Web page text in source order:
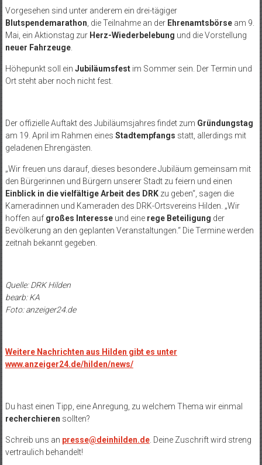
Vorgesehen sind unter anderem ein drei-tägiger
Blutspendemarathon, die Teilnahme an der Ehrenamtsbörseam 9.
Mai, ein Aktionstag zur Herz-Wiederbelebung und die Vorstellung
neuer Fahrzeuge.
Höhepunkt soll ein Jubiläumsfestim Sommer sein. Der Termin und
Ort steht aber noch nicht fest.
Der offizielle Auftakt des Jubiläumsjahres findet zum Gründungstag
am 19. April im Rahmen eines Stadtempfangs statt, allerdings mit
geladenen Ehrengästen.
„Wir freuen uns darauf, dieses besondere Jubiläum gemeinsam mit
den Bürgerinnen und Bürgern unserer Stadt zu feiern und einen
Einblick in die vielfältige Arbeit des DRKzu geben“, sagen die
Kameradinnen und Kameraden des DRK-Ortsvereins Hilden. „Wir
hoffen auf großes Interesseund eine rege Beteiligung der
Bevölkerung an den geplanten Veranstaltungen.“ Die Termine werden
zeitnah bekannt gegeben.
Quelle: DRK Hilden
bearb: KA
Foto: anzeiger24.de
Weitere Nachrichten aus Hilden gibt es unter
www.anzeiger24.de/hilden/news/
Du hast einen Tipp, eine Anregung, zu welchem Thema wir einmal
recherchieren sollten?
Schreib uns an presse@deinhilden.de. Deine Zuschrift wird streng
vertraulich behandelt!